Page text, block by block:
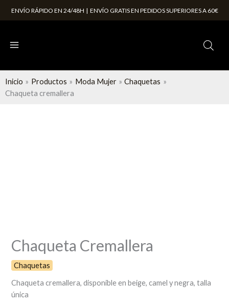
ENVÍO RÁPIDO EN 24/48H | ENVÍO GRATIS EN PEDIDOS SUPERIORES A 60€
Inicio Productos Moda Mujer
Chaquetas
Chaqueta cremallera
Chaqueta Cremallera
Chaquetas
Chaqueta cremallera, disponible en beige, camel y negra, talla
única